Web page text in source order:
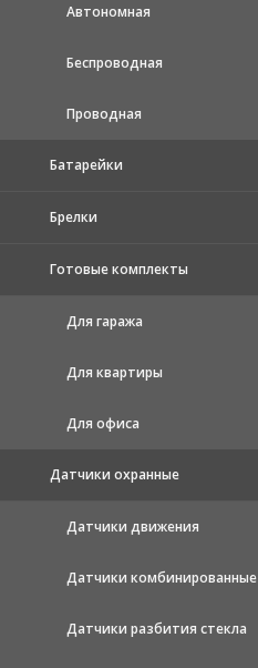
Автономная
Беспроводная
Проводная
Батарейки
Брелки
Готовые комплекты
Для гаража
Для квартиры
Для офиса
Датчики охранные
Датчики движения
Датчики комбинированные
Датчики разбития стекла